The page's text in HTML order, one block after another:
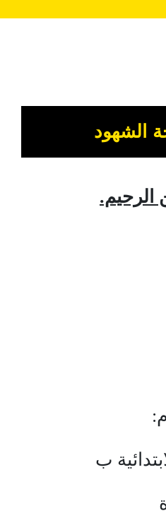
الشهود
الرحيم.
ب